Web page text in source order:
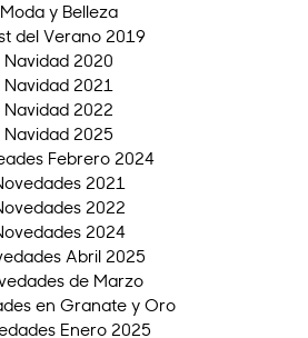
Moda y Belleza
del Verano 2019
Navidad 2020
Navidad 2021
Navidad 2022
Navidad 2025
Febrero 2024
2021
2022
2024
Abril 2025
de Marzo
en Granate y Oro
Enero 2025